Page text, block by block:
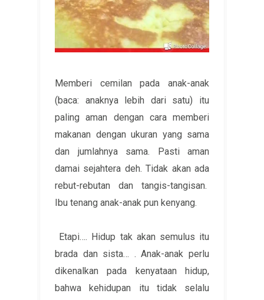
Memberi cemilan pada anak-anak
(baca: anaknya lebih dari satu) itu
paling aman dengan cara memberi
makanan dengan ukuran yang sama
dan jumlahnya sama. Pasti aman
damai sejahtera deh. Tidak akan ada
rebut-rebutan dan tangis-tangisan.
Ibu tenang anak-anak pun kenyang.
Etapi…. Hidup tak akan semulus itu
brada dan sista… . Anak-anak perlu
dikenalkan pada kenyataan hidup,
bahwa kehidupan itu tidak selalu